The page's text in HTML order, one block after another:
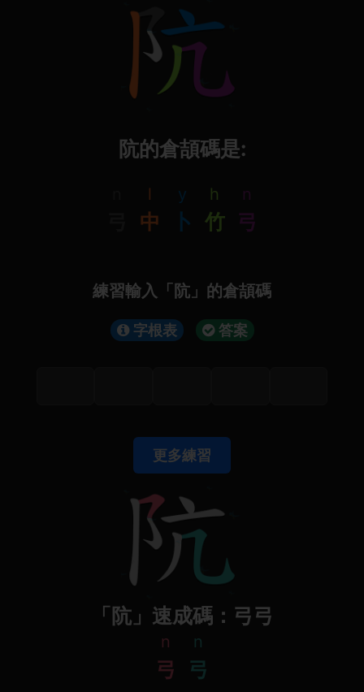
阬的倉頡碼是:
l
中
y
卜
h
竹
n
弓
練習輸入「阬」的倉頡碼
字根表 答案
更多練習
「阬」速成碼：弓弓
n
弓
n
弓